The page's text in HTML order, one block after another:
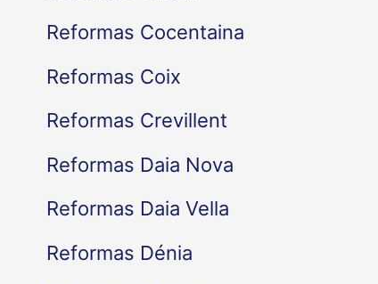
Reformas Cocentaina
Reformas Coix
Reformas Crevillent
Reformas Daia Nova
Reformas Daia Vella
Reformas Dénia